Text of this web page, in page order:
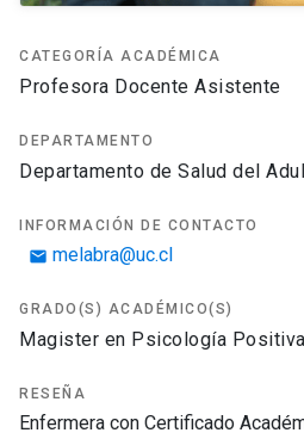
CATEGORÍA ACADÉMICA
Profesora Docente Asistente
DEPARTAMENTO
Departamento de Salud del
INFORMACIÓN DE CONTACTO
email melabra@uc.cl
GRADO(S) ACADÉMICO(S)
Magister en Psicología
RESEÑA
Enfermera con Certificado